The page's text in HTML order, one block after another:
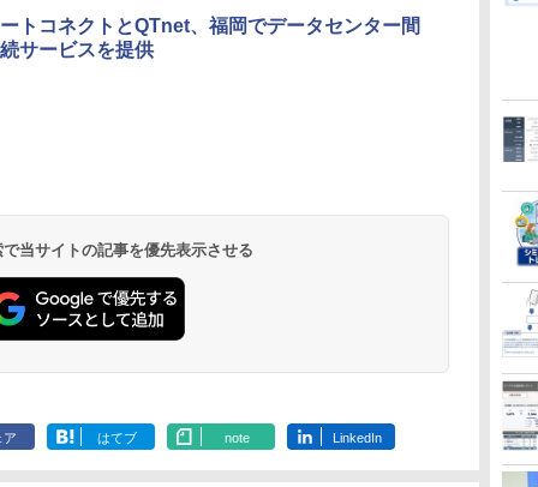
トコネクトとQTnet、福岡でデータセンター間
サービスを提供
当サイトの記事を優先表示させる
ア はてブ note LinkedIn